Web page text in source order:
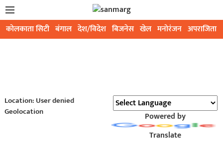
कोलकाता सिटी बंगाल देश/विदेश बिजनेस खेल मनोरंजन अपराजिता
Location: User denied
Geolocation
Powered by
Translate